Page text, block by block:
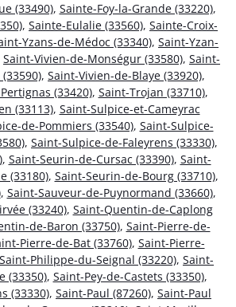
(33490), Sainte-Foy-la-Grande (33220),
, Sainte-Eulalie (33560), Sainte-Croix-
Yzans-de-Médoc (33340), Saint-Yzan-
Saint-Vivien-de-Monségur (33580), Saint-
, Saint-Vivien-de-Blaye (33920),
(33420), Saint-Trojan (33710),
(33113), Saint-Sulpice-et-Cameyrac
de-Pommiers (33540), Saint-Sulpice-
, Saint-Sulpice-de-Faleyrens (33330),
, Saint-Seurin-de-Cursac (33390), Saint-
(33180), Saint-Seurin-de-Bourg (33710),
, Saint-Sauveur-de-Puynormand (33660),
(33240), Saint-Quentin-de-Caplong
de-Baron (33750), Saint-Pierre-de-
Pierre-de-Bat (33760), Saint-Pierre-
Saint-Philippe-du-Seignal (33220), Saint-
(33350), Saint-Pey-de-Castets (33350),
(33330), Saint-Paul (87260), Saint-Paul